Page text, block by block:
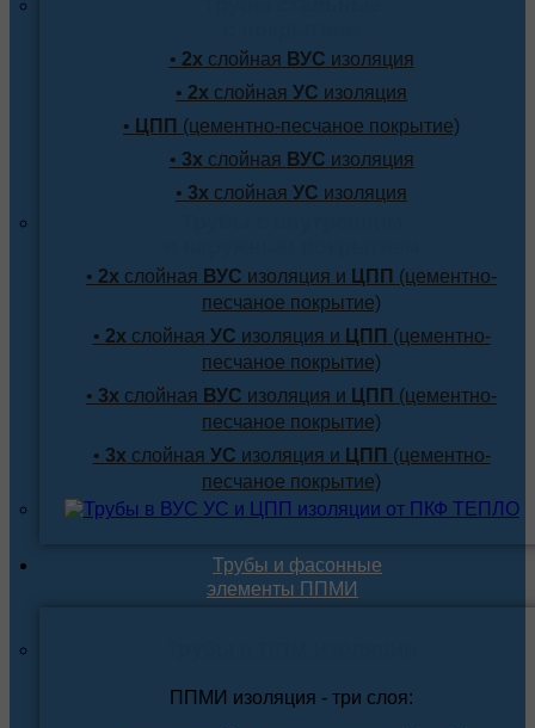
• 2х слойная ВУС изоляция
• 2х слойная УС изоляция
• ЦПП (цементно-песчаное покрытие)
• 3х слойная ВУС изоляция
• 3х слойная УС изоляция
• 2х слойная ВУС изоляция и ЦПП (цементно-
песчаное покрытие)
• 2х слойная УС изоляция и ЦПП (цементно-
песчаное покрытие)
• 3х слойная ВУС изоляция и ЦПП (цементно-
песчаное покрытие)
• 3х слойная УС изоляция и ЦПП (цементно-
песчаное покрытие)
Трубы и фасонные
элементы ППМИ
ППМИ изоляция - три слоя: